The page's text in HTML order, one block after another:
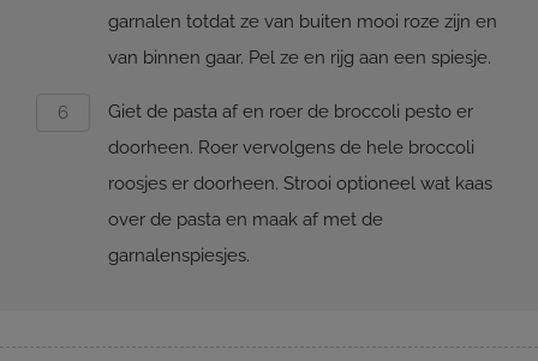
garnalen totdat ze van buiten mooi roze zijn en
van binnen gaar. Pel ze en rijg aan een spiesje.
Giet de pasta af en roer de broccoli pesto er
doorheen. Roer vervolgens de hele broccoli
roosjes er doorheen. Strooi optioneel wat kaas
over de pasta en maak af met de
garnalenspiesjes.